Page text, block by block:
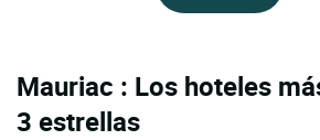
Mauriac : Los hoteles
3 estrellas